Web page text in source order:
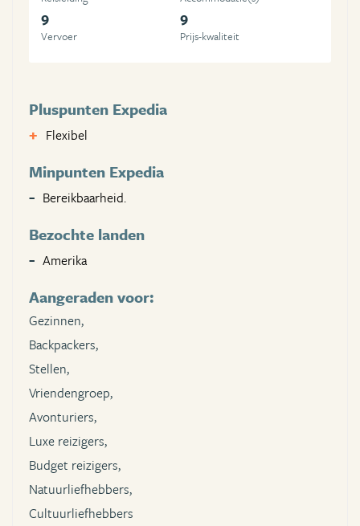
9
Vervoer
9
Prijs-kwaliteit
Pluspunten Expedia
Flexibel
Minpunten Expedia
Bereikbaarheid.
Bezochte landen
Amerika
Aangeraden voor:
Gezinnen,
Backpackers,
Stellen,
Vriendengroep,
Avonturiers,
Luxe reizigers,
Budget reizigers,
Natuurliefhebbers,
Cultuurliefhebbers